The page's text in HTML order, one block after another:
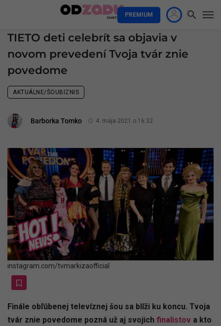
PREMIUM
TIETO deti celebrít sa objavia v
novom prevedení Tvoja tvár znie
povedome
AKTUÁLNE/ŠOUBIZNIS
Barborka Tomko 4. mája 2021 o 16:32
instagram.com/tvmarkizaofficial
Finále obľúbenej televíznej šou sa blíži ku koncu. Tvoja
tvár znie povedome pozná už aj svojich finalistov a kto